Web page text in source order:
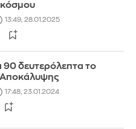
κόσμου
13:49, 28.01.2025
90 δευτερόλεπτα το
Αποκάλυψης
17:48, 23.01.2024